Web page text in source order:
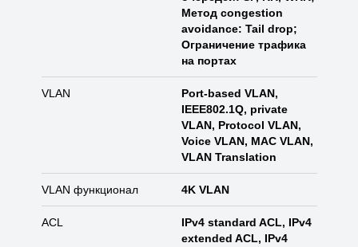
Метод congestion
avoidance: Tail drop;
Ограничение трафика
на портах
VLAN
Port-based VLAN,
IEEE802.1Q, private
VLAN, Protocol VLAN,
Voice VLAN, MAC VLAN,
VLAN Translation
VLAN функционал 4K VLAN
ACL
IPv4 standard ACL, IPv4
extended ACL, IPv4